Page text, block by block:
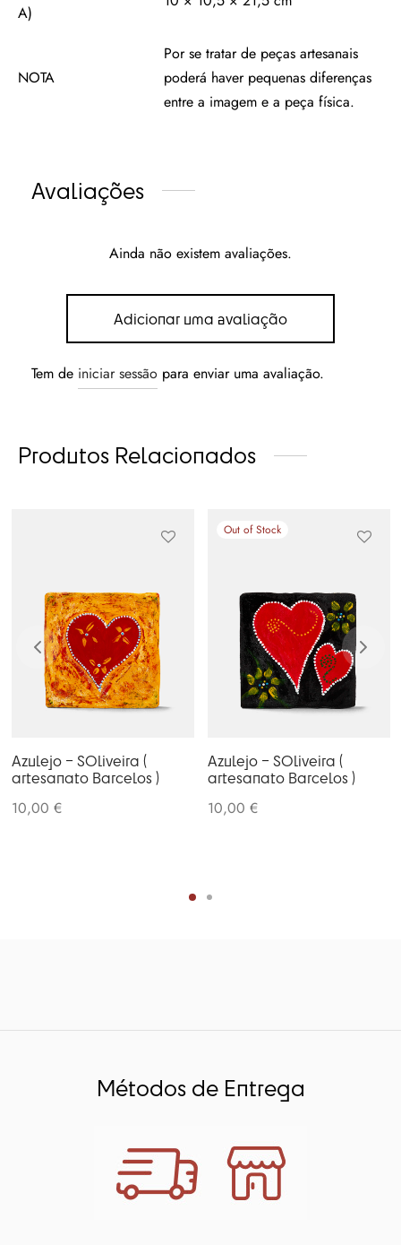
A)
NOTA
Por se tratar de peças artesanais
poderá haver pequenas diferenças
entre a imagem e a peça física.
Avaliações
Ainda não existem avaliações.
Adicionar uma avaliação
Tem de iniciar sessão para enviar uma avaliação.
Produtos Relacionados
Azulejo – SOliveira (
artesanato Barcelos )
10,00 €
Out of Stock
Azulejo – SOliveira (
artesanato Barcelos )
10,00 €
Métodos de Entrega